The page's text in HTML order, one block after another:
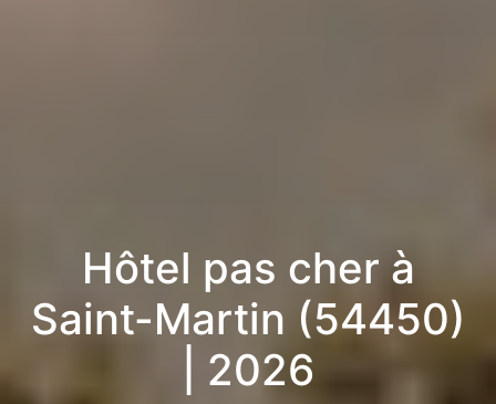
Hôtel pas cher à
Saint-Martin (54450)
| 2026